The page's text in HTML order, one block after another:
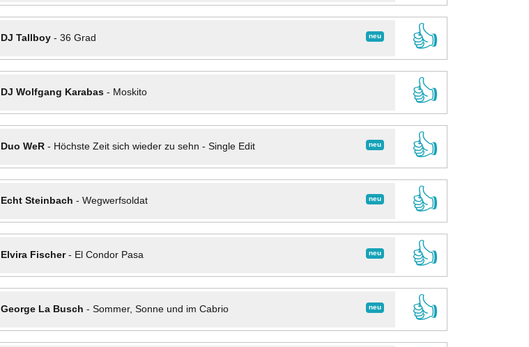
neu
DJ Tallboy- 36 Grad
👍
DJ Wolfgang Karabas- Moskito
👍
neu
Duo WeR- Höchste Zeit sich wieder zu sehn - Single Edit
👍
neu
Echt Steinbach - Wegwerfsoldat
👍
neu
Elvira Fischer- El Condor Pasa
👍
neu
George La Busch - Sommer, Sonne und im Cabrio
👍